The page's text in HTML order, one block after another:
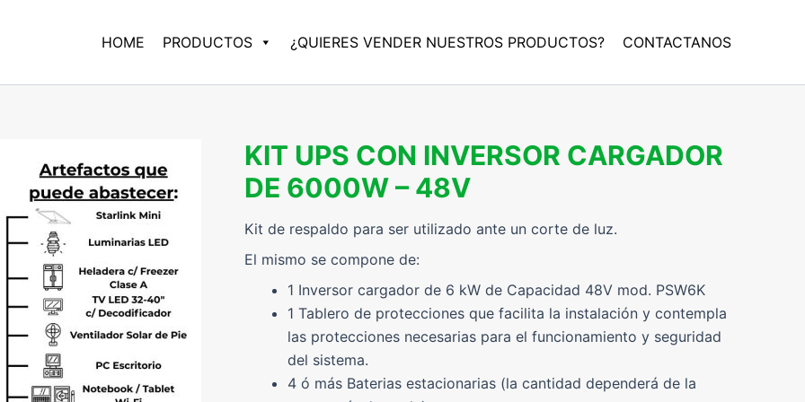
HOME PRODUCTOS ¿QUIERES VENDER NUESTROS PRODUCTOS? CONTACTANOS
KIT UPS CON INVERSOR CARGADOR
DE 6000W – 48V
Kit de respaldo para ser utilizado ante un corte de luz.
El mismo se compone de:
1 Inversor cargador de 6 kW de Capacidad 48V mod. PSW6K
1 Tablero de protecciones que facilita la instalación y contempla
las protecciones necesarias para el funcionamiento y seguridad
del sistema.
4 ó más Baterias estacionarias (la cantidad dependerá de la